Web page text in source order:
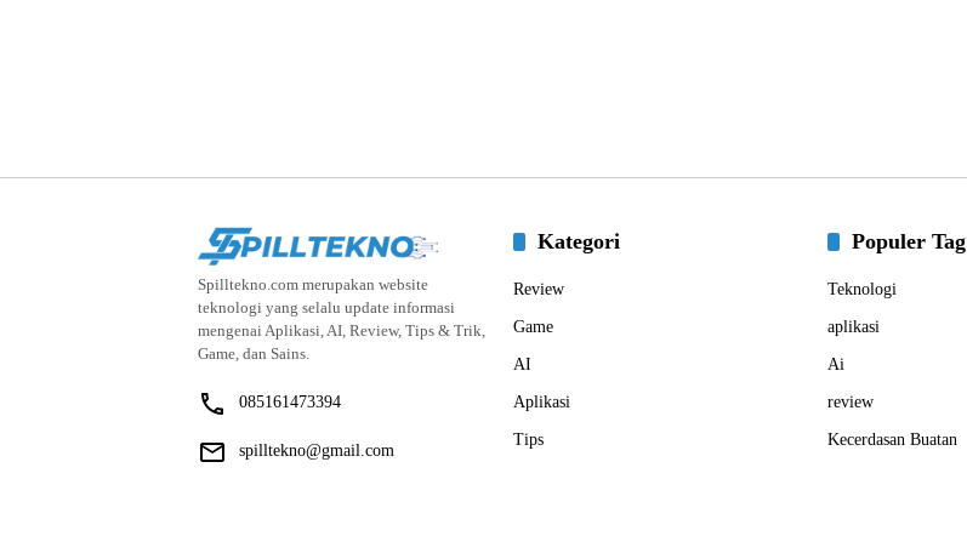
Spilltekno.com merupakan website
teknologi yang selalu update informasi
mengenai Aplikasi, AI, Review, Tips & Trik,
Game, dan Sains.
085161473394
spilltekno@gmail.com
Kategori
Review
Game
AI
Aplikasi
Tips
Populer Tag
Teknologi
aplikasi
Ai
review
Kecerdasan Buatan